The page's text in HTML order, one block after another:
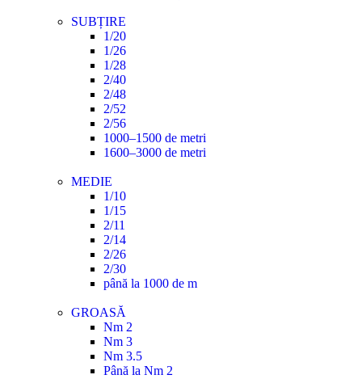
SUBȚIRE
1/20
1/26
1/28
2/40
2/48
2/52
2/56
1000–1500 de metri
1600–3000 de metri
MEDIE
1/10
1/15
2/11
2/14
2/26
2/30
până la 1000 de m
GROASĂ
Nm 2
Nm 3
Nm 3.5
Până la Nm 2